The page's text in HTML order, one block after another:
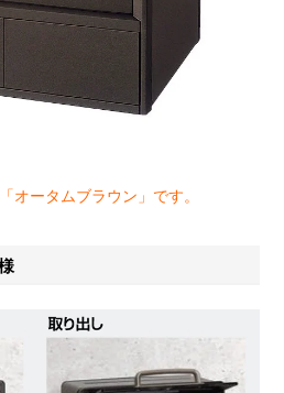
オータムブラウン」です。